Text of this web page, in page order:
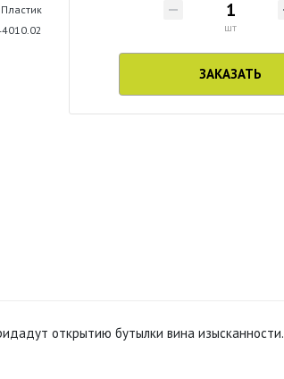
Пластик
шт
ЗАКАЗАТЬ
открытию бутылки вина изысканности.